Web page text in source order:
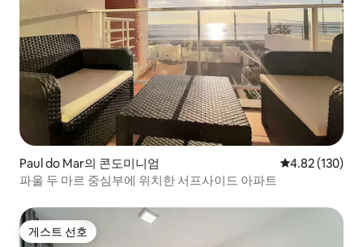
Paul do Mar의 콘도미니엄 평점 4.82점(5
4.82 (130)
파울 두 마르 중심부에 위치한 서프사이드 아파트
게스트 선호
게스트 선호